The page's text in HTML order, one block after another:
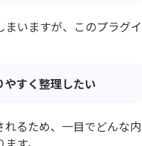
いますが、このプラグイ
やすく整理したい
るため、一目でどんな内